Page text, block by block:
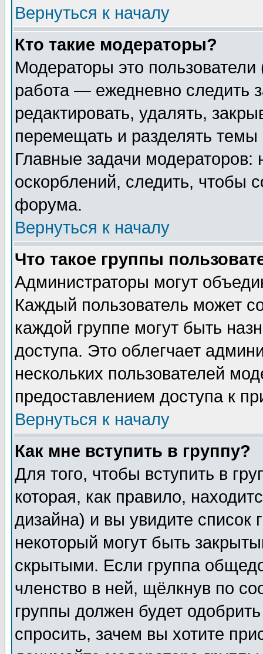
Вернуться к началу
Кто такие модераторы?
Модераторы это
работа — ежедневно следить
редактировать, удалять,
перемещать и разделять
Главные задачи
оскорблений, следить, чтобы
форума.
Вернуться к началу
Что такое группы
Администраторы могут
Каждый пользователь может
каждой группе могут быть
доступа. Это облегчает
нескольких пользователей
предоставлением доступа к
Вернуться к началу
Как мне вступить в группу?
Для того, чтобы вступить в
которая, как правило,
дизайна) и вы увидите список
некоторый могут быть
скрытыми. Если группа
членство в ней, щёлкнув по
группы должен будет
спросить, зачем вы хотите